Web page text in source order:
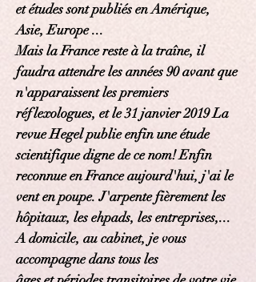
et études sont publiés en Amérique,
Asie, Europe ...
Mais la France reste à latraîne, il
faudra attendre les années 90 avant que
n'apparaissent les premiers
réflexologues, et le 31 janvier 2019 La
revue Hegel publie enfin une étude
scientifique digne de ce nom! Enfin
reconnue en Franceaujourd'hui, j'ai le
vent en poupe. J'arpente fièrement les
hôpitaux, les ehpads, les entreprises,...
A domicile, au cabinet, je vous
accompagne dans tous les